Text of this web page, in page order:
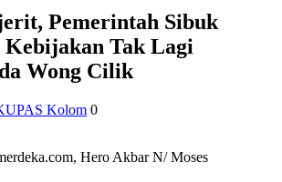
Pemerintah Sibuk
Kebijakan Tak Lagi
Wong Cilik
Kolom 0
Hero Akbar N/ Moses